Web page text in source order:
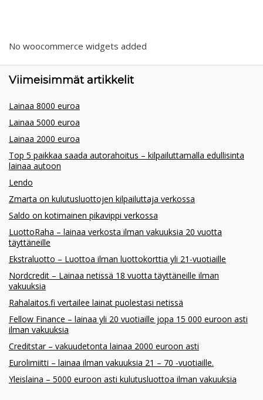
No woocommerce widgets added
Viimeisimmät artikkelit
Lainaa 8000 euroa
Lainaa 5000 euroa
Lainaa 2000 euroa
Top 5 paikkaa saada autorahoitus – kilpailuttamalla edullisinta
lainaa autoon
Lendo
Zmarta on kulutusluottojen kilpailuttaja verkossa
Saldo on kotimainen pikavippi verkossa
LuottoRaha – lainaa verkosta ilman vakuuksia 20 vuotta
täyttäneille
Ekstraluotto – Luottoa ilman luottokorttia yli 21-vuotiaille
Nordcredit – Lainaa netissä 18 vuotta täyttäneille ilman
vakuuksia
Rahalaitos.fi vertailee lainat puolestasi netissä
Fellow Finance – lainaa yli 20 vuotiaille jopa 15 000 euroon asti
ilman vakuuksia
Creditstar – vakuudetonta lainaa 2000 euroon asti
Eurolimiitti – lainaa ilman vakuuksia 21 – 70 -vuotiaille.
Yleislaina – 5000 euroon asti kulutusluottoa ilman vakuuksia